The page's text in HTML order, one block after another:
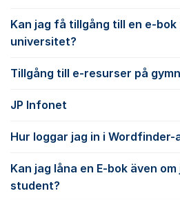
Kan jag få tillgång till en e-
universitet?
Tillgång till e-resurser på
JP Infonet
Hur loggar jag in i Wordfinder-
Kan jag låna en E-bok även
student?